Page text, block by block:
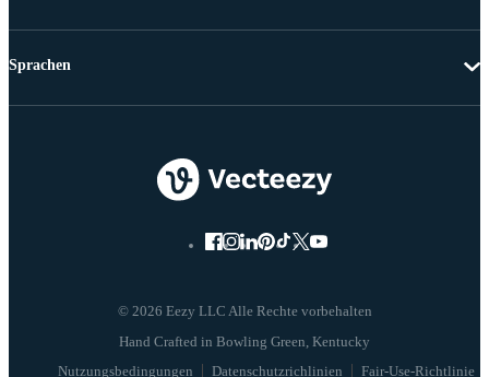
© 2026 Eezy LLC Alle Rechte vorbehalten
Nutzungsbedingungen Datenschutzrichlinien Fair-Use-Richtlinie
Sprachen